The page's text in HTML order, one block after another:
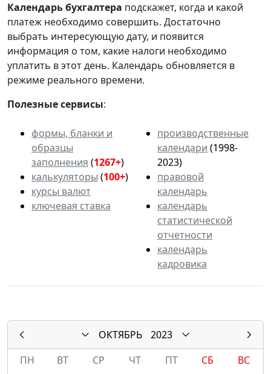
Календарьбухгалтера подскажет, когда и какой
платеж необходимо совершить. Достаточно
выбрать интересующую дату, и появится
информация о том, какие налоги необходимо
уплатить в этот день. Календарь обновляется в
режиме реального времени.
Полезные сервисы:
формы, бланки и
образцы
заполнения (1267+)
калькуляторы (100+)
курсы валют
ключевая ставка
производственные
календари (1998-
2023)
правовой
календарь
календарь
статистической
отчетности
календарь
кадровика
ОКТЯБРЬ
2023
ПН
ВТ СР ЧТ ПТ СБ
ВС